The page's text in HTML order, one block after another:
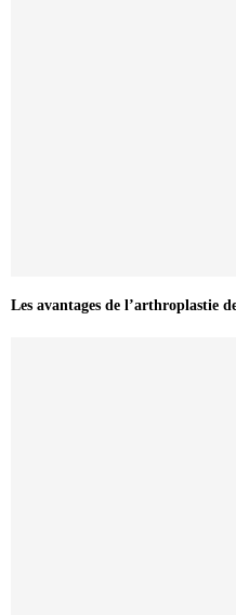
Les avantages de l’arthroplastie